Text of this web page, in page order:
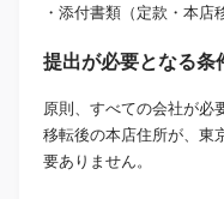
・添付書類（定款・本店
提出が必要となる条
原則、すべての会社が必
移転後の本店住所が、東
要ありません。